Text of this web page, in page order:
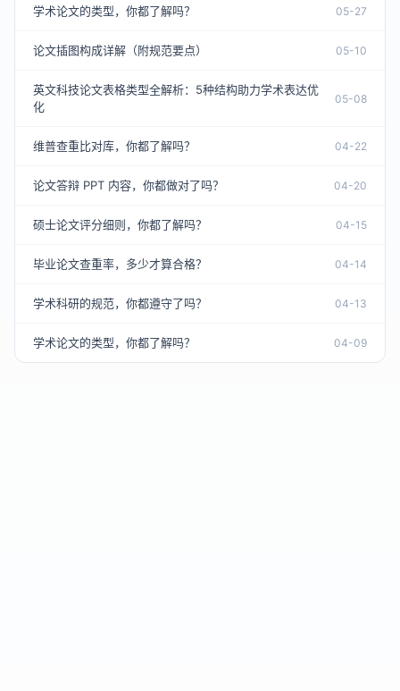
学术论文的类型，你都了解吗？ 05-27
论文插图构成详解（附规范要点） 05-10
英文科技论文表格类型全解析：5种结构助力学术表达优
化
05-08
维普查重比对库，你都了解吗？ 04-22
论文答辩 PPT 内容，你都做对了吗？ 04-20
硕士论文评分细则，你都了解吗？ 04-15
毕业论文查重率，多少才算合格？ 04-14
学术科研的规范，你都遵守了吗？ 04-13
学术论文的类型，你都了解吗？ 04-09